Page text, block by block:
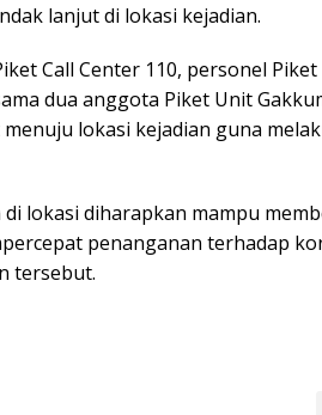
lanjut di lokasi kejadian.
Call Center 110, personel
dua anggota Piket Unit
lokasi kejadian guna
lokasi diharapkan mampu
penanganan terhadap
tersebut.